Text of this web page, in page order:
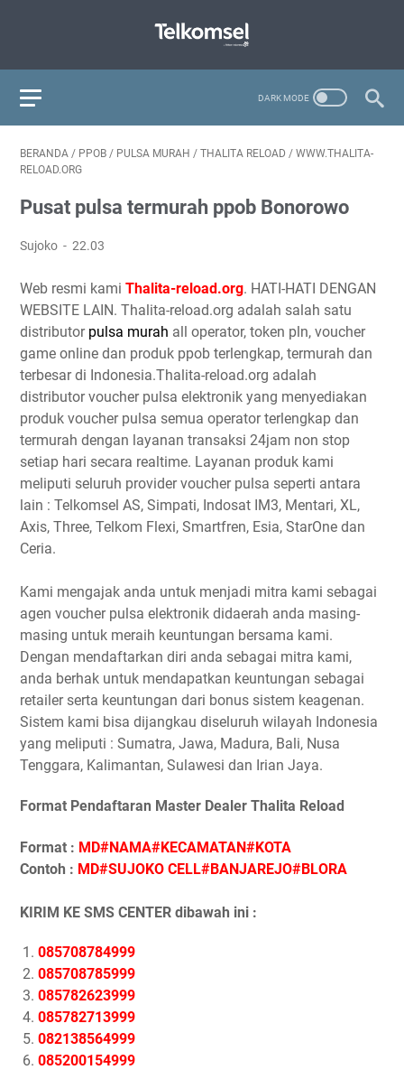
BERANDA / PPOB / PULSA MURAH / THALITA RELOAD / WWW.THALITA-
RELOAD.ORG
Pusat pulsa termurah ppob Bonorowo
Sujoko 22.03
Web resmi kami Thalita-reload.org. HATI-HATI DENGAN
WEBSITE LAIN. Thalita-reload.org adalah salah satu
distributor pulsa murah all operator, token pln, voucher
game online dan produk ppob terlengkap, termurah dan
terbesar di Indonesia.Thalita-reload.org adalah
distributor voucher pulsa elektronik yang menyediakan
produk voucher pulsa semua operator terlengkap dan
termurah dengan layanan transaksi 24jam non stop
setiap hari secara realtime. Layanan produk kami
meliputi seluruh provider voucher pulsa seperti antara
lain : Telkomsel AS, Simpati, Indosat IM3, Mentari, XL,
Axis, Three, Telkom Flexi, Smartfren, Esia, StarOne dan
Ceria.
Kami mengajak anda untuk menjadi mitra kami sebagai
agen voucher pulsa elektronik didaerah anda masing-
masing untuk meraih keuntungan bersama kami.
Dengan mendaftarkan diri anda sebagai mitra kami,
anda berhak untuk mendapatkan keuntungan sebagai
retailer serta keuntungan dari bonus sistem keagenan.
Sistem kami bisa dijangkau diseluruh wilayah Indonesia
yang meliputi : Sumatra, Jawa, Madura, Bali, Nusa
Tenggara, Kalimantan, Sulawesi dan Irian Jaya.
Format Pendaftaran Master Dealer Thalita Reload
Format : MD#NAMA#KECAMATAN#KOTA
Contoh : MD#SUJOKO CELL#BANJAREJO#BLORA
KIRIM KE SMS CENTER dibawah ini :
085708784999
085708785999
085782623999
085782713999
082138564999
085200154999